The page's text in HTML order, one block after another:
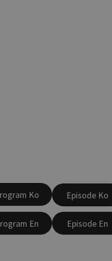
Ko
En
Episode Ko
Episode En